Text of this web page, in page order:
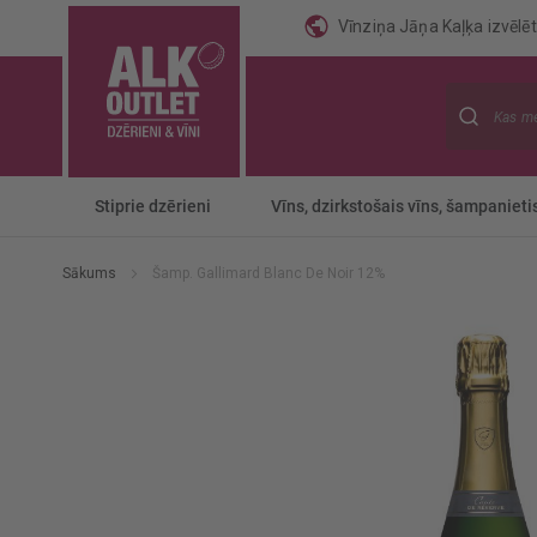
Vīnziņa Jāņa Kaļķa
Stiprie dzērieni Vīns, dzirkstošais vīns,
Sākums Šamp. Gallimard Blanc De Noir 12%